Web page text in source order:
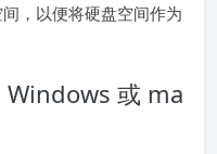
，以便将硬盘空间作为
Windows 或 ma